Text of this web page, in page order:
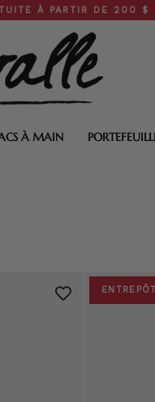
DE 200 $ •
À MAIN
ENTREPÔT